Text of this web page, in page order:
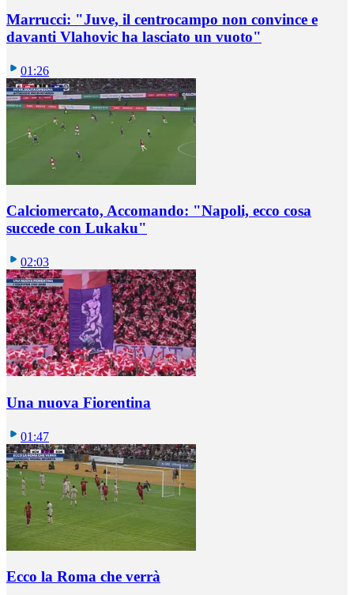
Marrucci: "Juve, il centrocampo non convince e
davanti Vlahovic ha lasciato un vuoto"
01:26
Calciomercato, Accomando: "Napoli, ecco cosa
succede con Lukaku"
02:03
Una nuova Fiorentina
01:47
Ecco la Roma che verrà